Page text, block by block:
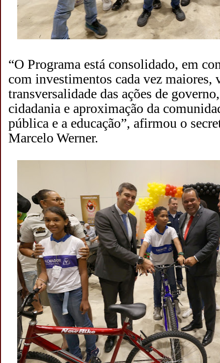
“O Programa está consolidado, em
com investimentos cada vez maiores,
transversalidade das ações de
cidadania e aproximação da
pública e a educação”, afirmou o
Marcelo Werner.